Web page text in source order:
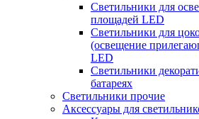
Светильники для
площадей LED
Светильники для
(освещение
LED
Светильники
батареях
Светильники прочие
Аксессуары для